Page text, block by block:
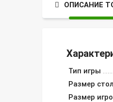
ОПИСАНИЕ
Тип игры
Размер
Размер